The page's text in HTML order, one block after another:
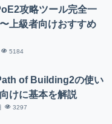
攻略ツール完全一
上級者向けおすすめ
5184
of Building2の使い
けに基本を解説
3297